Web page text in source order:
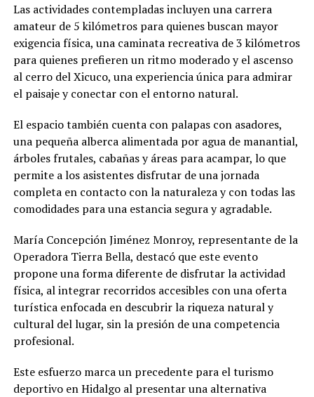
Las actividades contempladas incluyen una carrera
amateur de 5 kilómetros para quienes buscan mayor
exigencia física, una caminata recreativa de 3 kilómetros
para quienes prefieren un ritmo moderado y el ascenso
al cerro del Xicuco, una experiencia única para admirar
el paisaje y conectar con el entorno natural.
El espacio también cuenta con palapas con asadores,
una pequeña alberca alimentada por agua de manantial,
árboles frutales, cabañas y áreas para acampar, lo que
permite a los asistentes disfrutar de una jornada
completa en contacto con la naturaleza y con todas las
comodidades para una estancia segura y agradable.
María Concepción Jiménez Monroy, representante de la
Operadora Tierra Bella, destacó que este evento
propone una forma diferente de disfrutar la actividad
física, al integrar recorridos accesibles con una oferta
turística enfocada en descubrir la riqueza natural y
cultural del lugar, sin la presión de una competencia
profesional.
Este esfuerzo marca un precedente para el turismo
deportivo en Hidalgo al presentar una alternativa